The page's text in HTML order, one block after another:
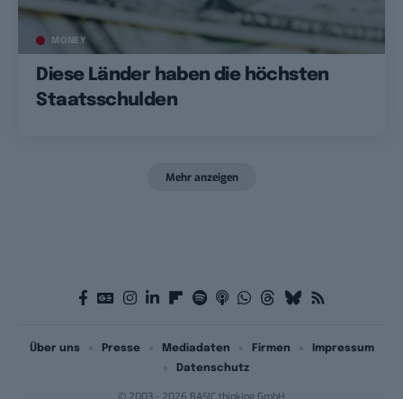
MONEY
Diese Länder haben die höchsten
Staatsschulden
Mehr anzeigen
Über uns Presse Mediadaten Firmen
Impressum
Datenschutz